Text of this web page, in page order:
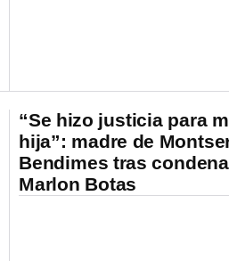
“Se hizo justicia para
hija”: madre de
Bendimes tras
Marlon Botas